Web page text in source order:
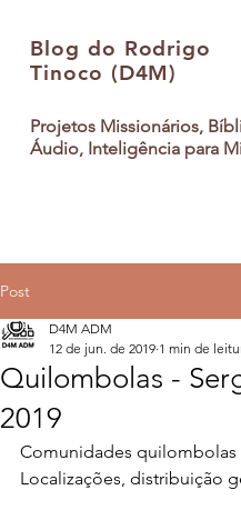
Blog do Rodrigo
Tinoco (D4M)
Projetos Missionários,
Áudio, Inteligência para
Post
Quilombolas -
2019
D4M ADM
12 de jun. de 2019 1 min de
Comunidades quilombolas
Localizações, distribuição